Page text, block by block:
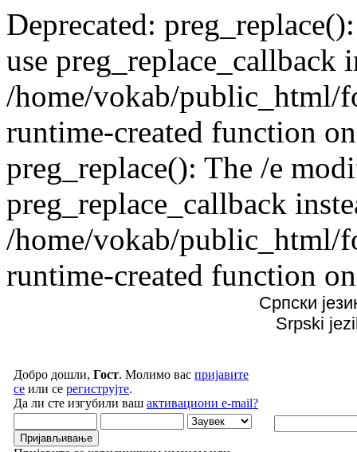
Deprecated:
use preg_replace_callback
/home/vokab/public_html/
runtime-created function
preg_replace(): The /e
preg_replace_callback
/home/vokab/public_html/
runtime-created function
Српски
Srpski
Добро дошли, Гост. Молимо вас пријавите
се или се региструјте.
Да ли сте изгубили ваш активациони e-mail?